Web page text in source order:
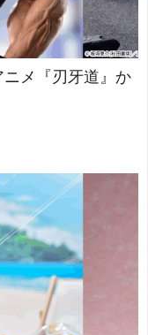
メ『刃牙道』か